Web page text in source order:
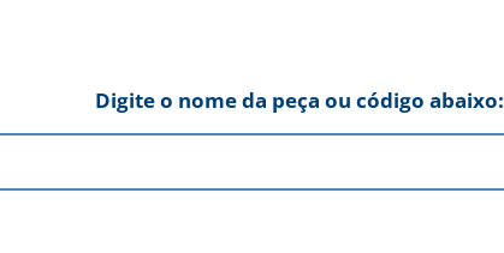
Digite o nome da peça ou código abaixo: